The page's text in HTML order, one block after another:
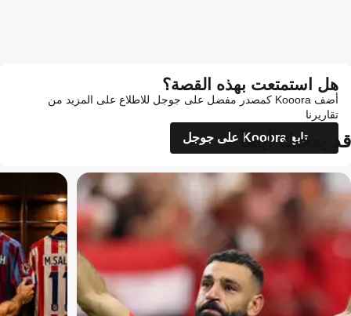
هل استمتعت بهذه القصة؟
أضف Kooora كمصدر مفضل على جوجل للاطلاع على المزيد من
تقاريرنا
تابع Kooora على جوجل
قد يعجبك أيضاً